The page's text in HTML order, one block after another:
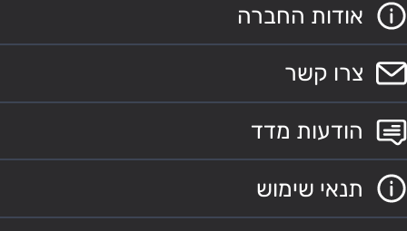
אודות החברה
צרו קשר
הודעות מדד
תנאי שימוש